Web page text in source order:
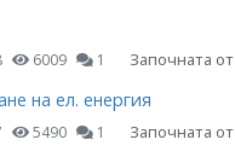
6009 1 Започната от
на ел. енергия
5490 1 Започната от